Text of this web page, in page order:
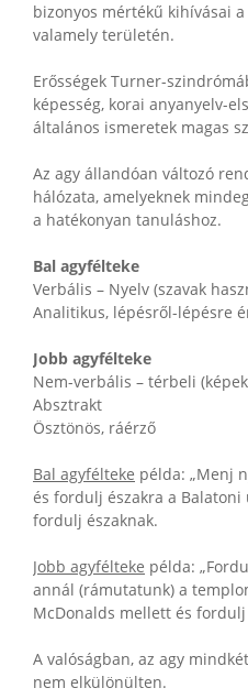
bizonyos mértékű kihívásai
valamely területén.
Erősségek Turner-
képesség, korai anyanyelv-
általános ismeretek magas
Az agy állandóan változó
hálózata, amelyeknek
a hatékonyan tanuláshoz.
Bal agyfélteke
Verbális – Nyelv (szavak
Analitikus, lépésről-lépésre
Jobb agyfélteke
Nem-verbális – térbeli
Absztrakt
Ösztönös, ráérző
Bal agyfélteke példa: „Menj
és fordulj északra a Balatoni
fordulj északnak.
Jobb agyfélteke példa:
annál (rámutatunk) a
McDonalds mellett és fordulj
A valóságban, az agy
nem elkülönülten.